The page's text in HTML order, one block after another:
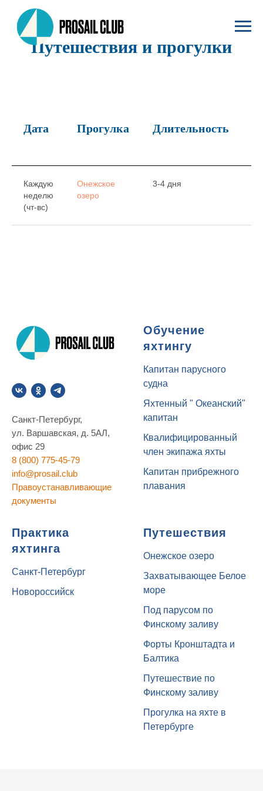
Путешествия и прогулки
Дата Прогулка Длительность
Каждую
неделю
(чт-вс)
Онежское
озеро
3-4 дня
Санкт-Петербург,
ул. Варшавская, д. 5АЛ,
офис 29
8 (800) 775-45-79
info@prosail.club
Правоустанавливающие
документы
Обучение
яхтингу
Капитан парусного
судна
Яхтенный " Океанский"
капитан
Квалифицированный
член экипажа яхты
Капитан прибрежного
плавания
Практика
яхтинга
Санкт-Петербург
Новороссийск
Путешествия
Онежское озеро
Захватывающее Белое
море
Под парусом по
Финскому заливу
Форты Кронштадта и
Балтика
Путешествие по
Финскому заливу
Прогулка на яхте в
Петербурге